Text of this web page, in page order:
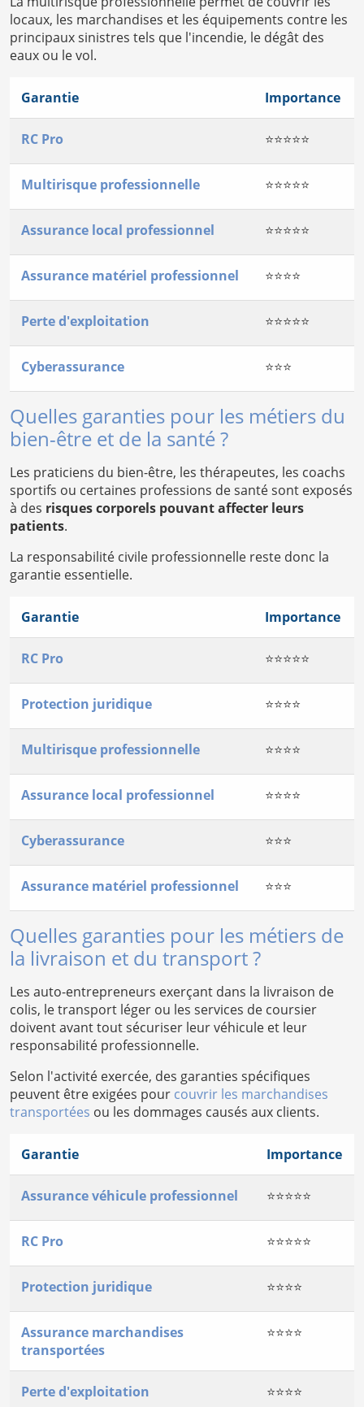
locaux, les marchandises et les équipements contre les
principaux sinistres tels que l'incendie, le dégât des
eaux ou le vol.
Garantie Importance
RC Pro ⭐⭐⭐⭐⭐
Multirisque professionnelle ⭐⭐⭐⭐⭐
Assurance local professionnel ⭐⭐⭐⭐⭐
Assurance matériel professionnel ⭐⭐⭐⭐
Perte d'exploitation ⭐⭐⭐⭐⭐
Cyberassurance ⭐⭐⭐
Quelles garanties pour les métiers du
bien-être et de la santé ?
Les praticiens du bien-être, les thérapeutes, les coachs
sportifs ou certaines professions de santé sont exposés
à des risques corporels pouvant affecter leurs
patients.
La responsabilité civile professionnelle reste donc la
garantie essentielle.
Garantie Importance
RC Pro ⭐⭐⭐⭐⭐
Protection juridique ⭐⭐⭐⭐
Multirisque professionnelle ⭐⭐⭐⭐
Assurance local professionnel ⭐⭐⭐⭐
Cyberassurance ⭐⭐⭐
Assurance matériel professionnel ⭐⭐⭐
Quelles garanties pour les métiers de
la livraison et du transport ?
Les auto-entrepreneurs exerçant dans la livraison de
colis, le transport léger ou les services de coursier
doivent avant tout sécuriser leur véhicule et leur
responsabilité professionnelle.
Selon l'activité exercée, des garanties spécifiques
peuvent être exigées pour couvrir les marchandises
transportées ou les dommages causés aux clients.
Garantie Importance
Assurance véhicule professionnel ⭐⭐⭐⭐⭐
RC Pro ⭐⭐⭐⭐⭐
Protection juridique ⭐⭐⭐⭐
Assurance marchandises
transportées
⭐⭐⭐⭐
Perte d'exploitation ⭐⭐⭐⭐